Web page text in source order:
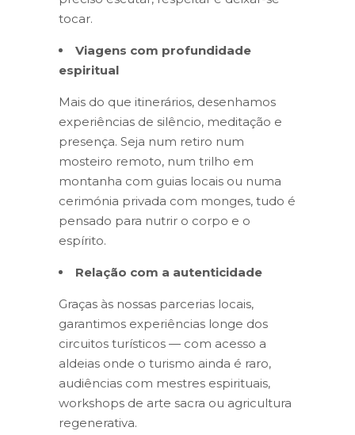
tocar.
Viagens com profundidade
espiritual
Mais do que itinerários, desenhamos
experiências de silêncio, meditação e
presença. Seja num retiro num
mosteiro remoto, num trilho em
montanha com guias locais ou numa
cerimónia privada com monges, tudo é
pensado para nutrir o corpo e o
espírito.
Relação com a autenticidade
Graças às nossas parcerias locais,
garantimos experiências longe dos
circuitos turísticos — com acesso a
aldeias onde o turismo ainda é raro,
audiências com mestres espirituais,
workshops de arte sacra ou agricultura
regenerativa.